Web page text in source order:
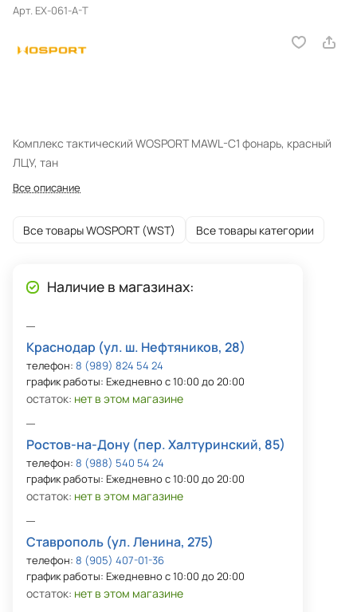
Арт. EX-061-A-T
Комплекс тактический WOSPORT MAWL-C1 фонарь, красный
ЛЦУ, тан
Все описание
Все товары WOSPORT (WST) Все товары категории
Наличие в магазинах:
Краснодар (ул. ш. Нефтяников, 28)
телефон: 8 (989) 824 54 24
график работы: Ежедневно с 10:00 до 20:00
остаток: нет в этом магазине
Ростов-на-Дону (пер. Халтуринский, 85)
телефон: 8 (988) 540 54 24
график работы: Ежедневно с 10:00 до 20:00
остаток: нет в этом магазине
Ставрополь (ул. Ленина, 275)
телефон: 8 (905) 407-01-36
график работы: Ежедневно с 10:00 до 20:00
остаток: нет в этом магазине